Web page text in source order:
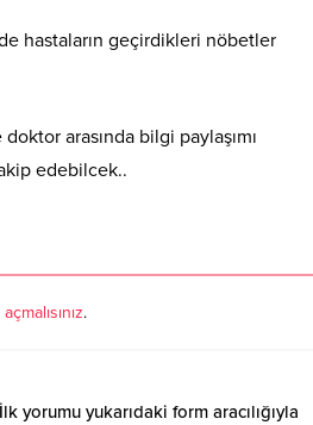
hastaların geçirdikleri nöbetler
arasında bilgi paylaşımı
edebilcek..
.
yorumu yukarıdaki form aracılığıyla